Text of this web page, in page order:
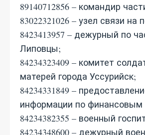
89140712856 – командир
83022321026 – узел связи на
8423413957 – дежурный по
Липовцы;
84234323409 – комитет
матерей города Уссурийск;
84234331849 –
информации по финансовым
84234382355 – военный
84234348600 – дежурный